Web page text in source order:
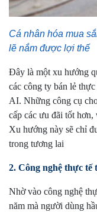
Cá nhân hóa mua
lẽ nắm được lợi thế
Đây là một xu hướng
các công ty bán lẻ
AI. Những công cụ
cấp các ưu đãi tốt
Xu hướng này sẽ chỉ
trong tương lai
2. Công nghệ thực tế
Nhờ vào công nghệ
năm mà người dùng